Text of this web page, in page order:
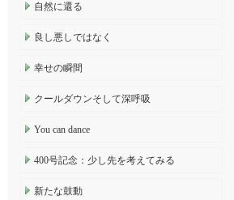
自然に還る
良し悪しではなく
幸せの瞬間
クールダウンそして深呼吸
You can dance
400号記念：少し先を考えてみる
新たな鼓動